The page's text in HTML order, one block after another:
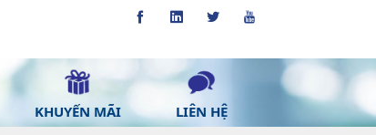
KHUYẾN MÃI
LIÊN HỆ